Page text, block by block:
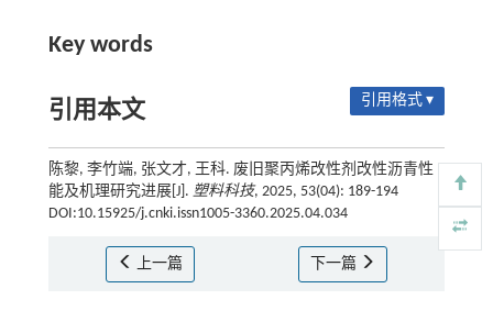
Key words
引用本文 引用格式 ▾
陈黎, 李竹端, 张文才, 王科. 废旧聚丙烯改性剂改性沥青性
能及机理研究进展[J]. 塑料科技, 2025, 53(04): 189-194
DOI:10.15925/j.cnki.issn1005-3360.2025.04.034
上一篇 下一篇